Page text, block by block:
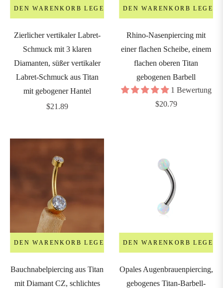
IN DEN WARENKORB LEGEN
Zierlicher vertikaler Labret-
Schmuck mit 3 klaren
Diamanten, süßer vertikaler
Labret-Schmuck aus Titan
mit gebogener Hantel
Regulärer
$21.89
IN DEN WARENKORB LEGEN
Rhino-Nasenpiercing mit
einer flachen Scheibe, einem
flachen oberen Titan
gebogenen Barbell
1 Bewertung
Regulärer
$20.79
IN DEN WARENKORB LEGEN
Bauchnabelpiercing aus Titan
mit Diamant CZ, schlichtes
IN DEN WARENKORB LEGEN
Opales Augenbrauenpiercing,
gebogenes Titan-Barbell-